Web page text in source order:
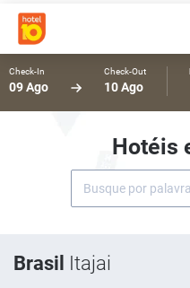
Check-In
09 Ago
Check-Out
10 Ago
Hotéis
Brasil Itajai